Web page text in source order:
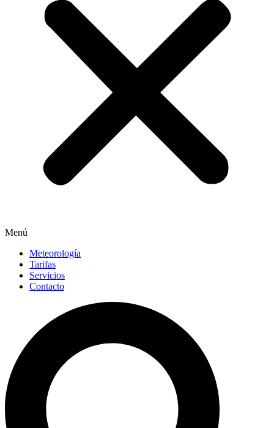
Menú
Meteorología
Tarifas
Servicios
Contacto